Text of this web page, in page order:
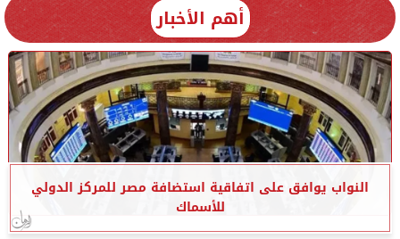
أهم الأخبار
النواب يوافق على اتفاقية استضافة مصر للمركز الدولي
للأسماك